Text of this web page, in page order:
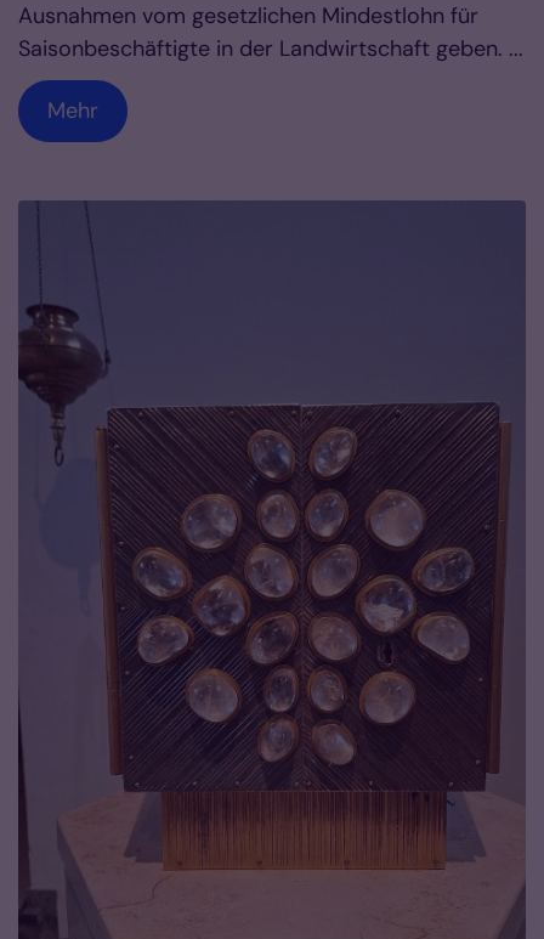
Ausnahmen vom gesetzlichen Mindestlohn für
Saisonbeschäftigte in der Landwirtschaft geben. ...
Mehr